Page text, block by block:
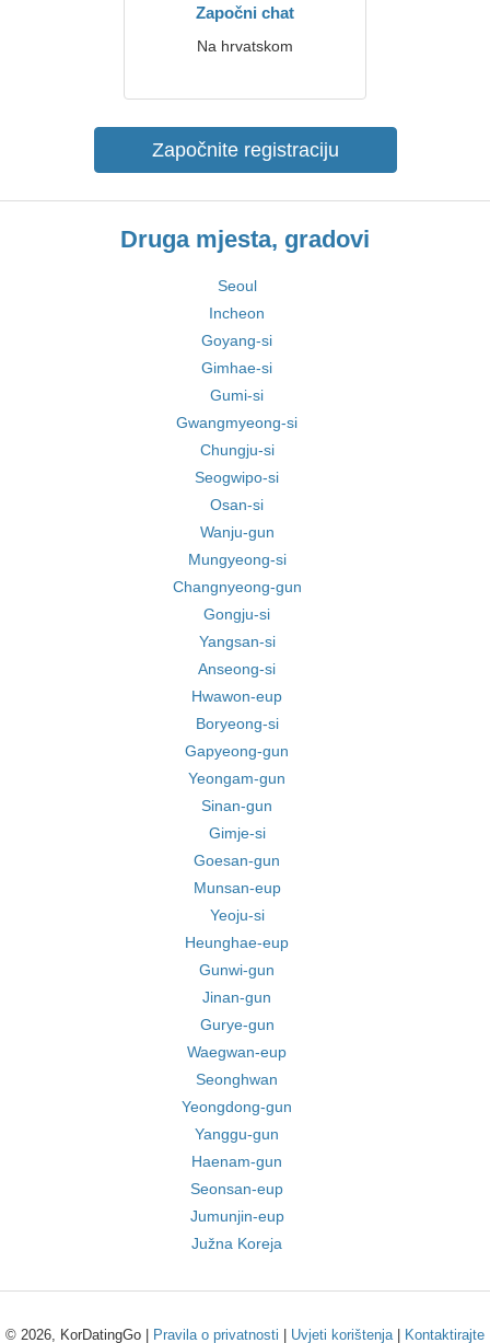
Započni chat
Na hrvatskom
Započnite registraciju
Druga mjesta, gradovi
Seoul
Incheon
Goyang-si
Gimhae-si
Gumi-si
Gwangmyeong-si
Chungju-si
Seogwipo-si
Osan-si
Wanju-gun
Mungyeong-si
Changnyeong-gun
Gongju-si
Yangsan-si
Anseong-si
Hwawon-eup
Boryeong-si
Gapyeong-gun
Yeongam-gun
Sinan-gun
Gimje-si
Goesan-gun
Munsan-eup
Yeoju-si
Heunghae-eup
Gunwi-gun
Jinan-gun
Gurye-gun
Waegwan-eup
Seonghwan
Yeongdong-gun
Yanggu-gun
Haenam-gun
Seonsan-eup
Jumunjin-eup
Južna Koreja
© 2026, KorDatingGo | Pravila o privatnosti Uvjeti korištenja| Kontaktirajte